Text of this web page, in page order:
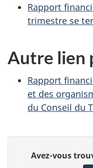
Rapport
trimestre se
Autre lien
Rapport
et des
du Conseil du
Avez-vous